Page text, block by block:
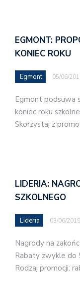
EGMONT:
KONIEC ROKU
Egmont 05/06/
Egmont podsuwa
koniec roku
Skorzystaj z
LIDERIA:
SZKOLNEGO
Lideria 03/06/2019
Nagrody na
Rabaty zwykle do
Rodzaj promocji: